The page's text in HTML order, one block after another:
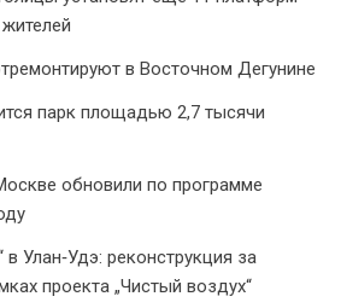
в Восточном Дегунине
парк площадью 2,7 тысячи
обновили по программе
Улан‑Удэ: реконструкция за
проекта „Чистый воздух“